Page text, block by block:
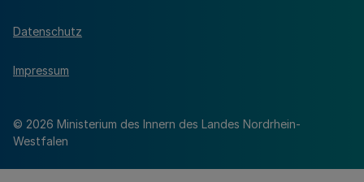
© 2026 Ministerium des Innern des Landes Nordrhein-
Westfalen
Datenschutz
Impressum